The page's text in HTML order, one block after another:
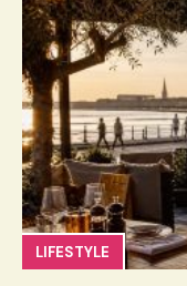
LIFESTYLE